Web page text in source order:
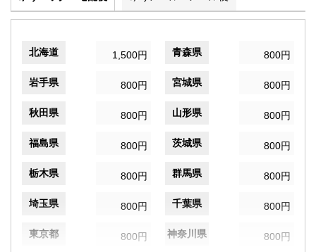
北海道 1,500円 青森県 800円
岩手県 800円 宮城県 800円
秋田県 800円 山形県 800円
福島県 800円 茨城県 800円
栃木県 800円 群馬県 800円
埼玉県 800円 千葉県 800円
東京都 800円 神奈川県 800円